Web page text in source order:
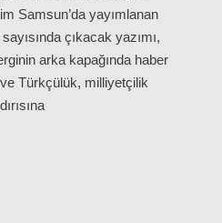
Samsun’da yayımlanan
çıkacak yazımı,
arka kapağında haber
ve Türkçülük, milliyetçilik